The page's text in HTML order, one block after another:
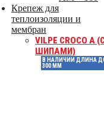
Крепеж для
теплоизоляции и
мембран
VILPE CROCO A
ШИПАМИ)
В НАЛИЧИИ ДЛИНА
300 ММ
СП 30.13330.2016, СП
Детали